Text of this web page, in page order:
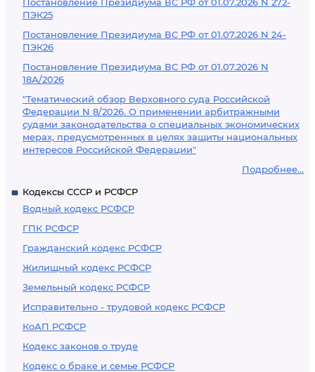
ПЭК25
Постановление Президиума ВС РФ от 01.07.2026 N 24-
ПЭК26
Постановление Президиума ВС РФ от 01.07.2026 N
18А/2026
"Тематический обзор Верховного суда Российской
Федерации N 8/2026. О применении арбитражными
судами законодательства о специальных экономических
мерах, предусмотренных в целях защиты национальных
интересов Российской Федерации"
Подробнее...
Кодексы СССР и РСФСР
Водный кодекс РСФСР
ГПК РСФСР
Гражданский кодекс РСФСР
Жилищный кодекс РСФСР
Земельный кодекс РСФСР
Исправительно - трудовой кодекс РСФСР
КоАП РСФСР
Кодекс законов о труде
Кодекс о браке и семье РСФСР